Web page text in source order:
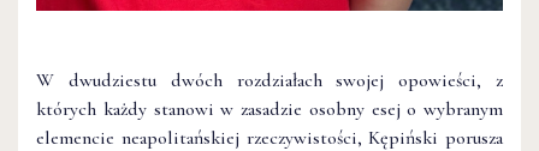
W dwudziestu dwóch rozdziałach swojej opowieści, z
których każdy stanowi w zasadzie osobny esej o wybranym
elemencie neapolitańskiej rzeczywistości, Kępiński porusza